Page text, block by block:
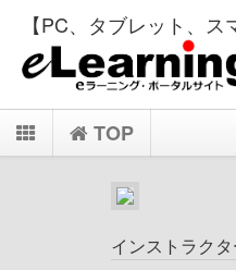
【PC、タブレット、
TOP
インストラク